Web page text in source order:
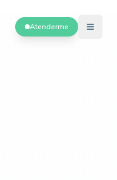
Atenderme